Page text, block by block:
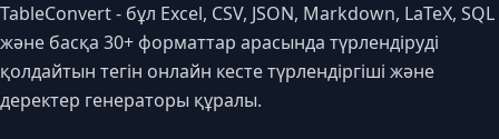
TableConvert - бұл Excel, CSV, JSON, Markdown, LaTeX, SQL
және басқа 30+ форматтар арасында түрлендіруді
қолдайтын тегін онлайн кесте түрлендіргіші және
деректер генераторы құралы.